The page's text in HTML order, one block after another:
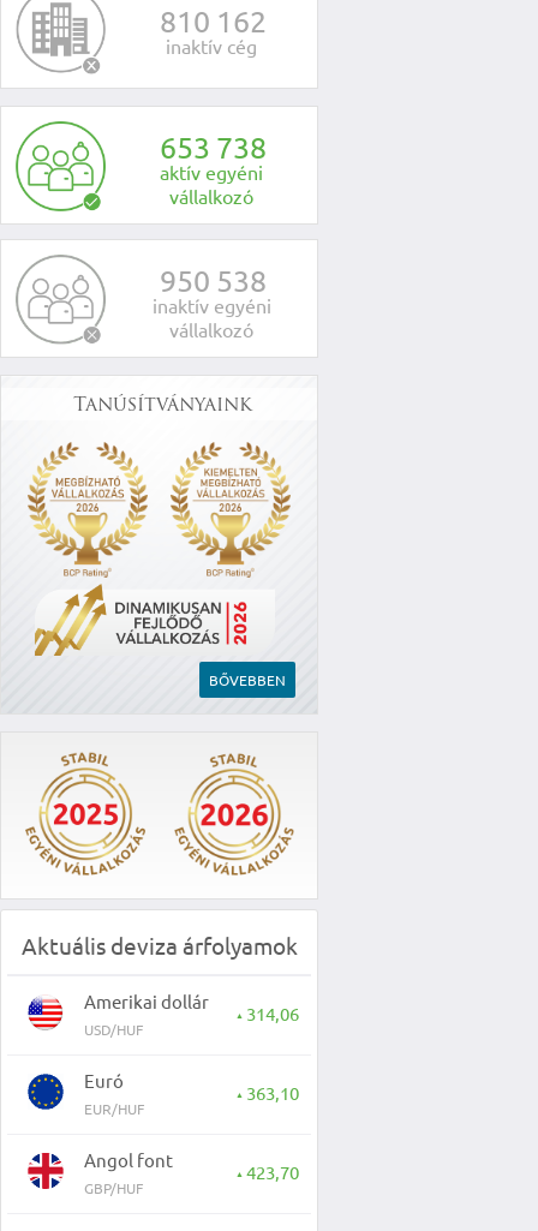
810 162
inaktív cég
653 738
aktív egyéni
vállalkozó
950 538
inaktív egyéni
vállalkozó
Tanúsítványaink
BŐVEBBEN
Aktuális deviza árfolyamok
Amerikai dollár
USD/HUF
▲ 314,06
Euró
EUR/HUF
▲ 363,10
Angol font
GBP/HUF
▲ 423,70